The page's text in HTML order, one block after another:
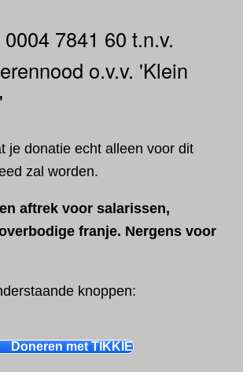
7841 60 t.n.v.
o.v.v. 'Klein
je donatie echt alleen voor dit
zal worden.
aftrek voor salarissen,
franje. Nergens voor
knoppen:
Doneren met TIKKIE